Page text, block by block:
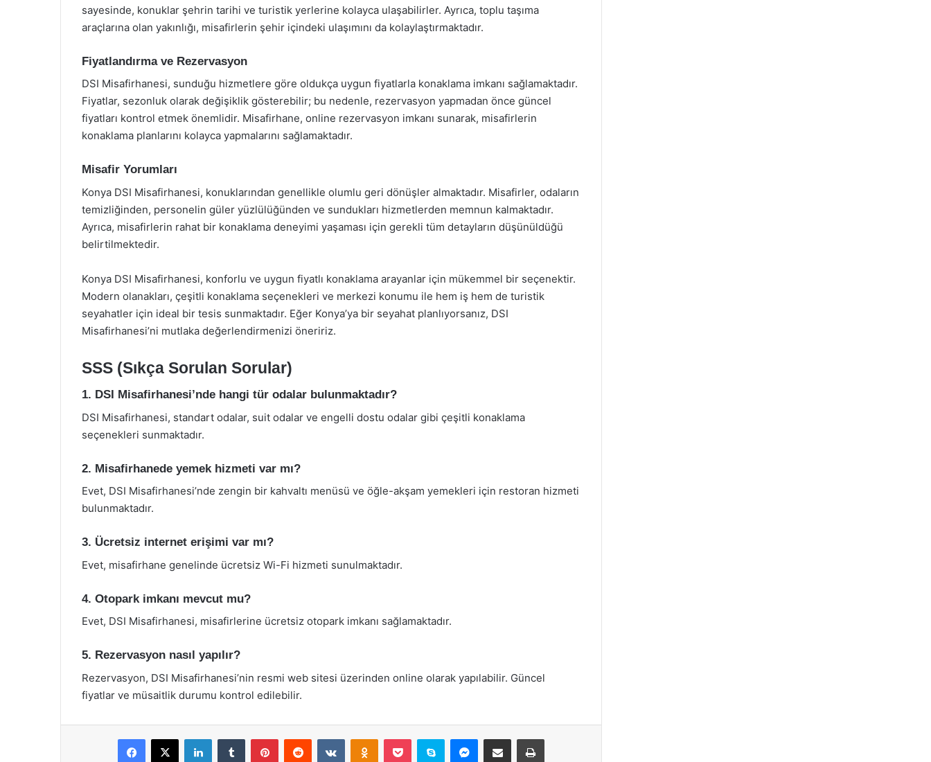
sayesinde, konuklar şehrin tarihi ve turistik yerlerine kolayca ulaşabilirler. Ayrıca, toplu taşıma
araçlarına olan yakınlığı, misafirlerin şehir içindeki ulaşımını da kolaylaştırmaktadır.
Fiyatlandırma ve Rezervasyon
DSI Misafirhanesi, sunduğu hizmetlere göre oldukça uygun fiyatlarla konaklama imkanı sağlamaktadır.
Fiyatlar, sezonluk olarak değişiklik gösterebilir; bu nedenle, rezervasyon yapmadan önce güncel
fiyatları kontrol etmek önemlidir. Misafirhane, online rezervasyon imkanı sunarak, misafirlerin
konaklama planlarını kolayca yapmalarını sağlamaktadır.
Misafir Yorumları
Konya DSI Misafirhanesi, konuklarından genellikle olumlu geri dönüşler almaktadır. Misafirler, odaların
temizliğinden, personelin güler yüzlülüğünden ve sundukları hizmetlerden memnun kalmaktadır.
Ayrıca, misafirlerin rahat bir konaklama deneyimi yaşaması için gerekli tüm detayların düşünüldüğü
belirtilmektedir.
Konya DSI Misafirhanesi, konforlu ve uygun fiyatlı konaklama arayanlar için mükemmel bir seçenektir.
Modern olanakları, çeşitli konaklama seçenekleri ve merkezi konumu ile hem iş hem de turistik
seyahatler için ideal bir tesis sunmaktadır. Eğer Konya’ya bir seyahat planlıyorsanız, DSI
Misafirhanesi’ni mutlaka değerlendirmenizi öneririz.
SSS (Sıkça Sorulan Sorular)
1. DSI Misafirhanesi’nde hangi tür odalar bulunmaktadır?
DSI Misafirhanesi, standart odalar, suit odalar ve engelli dostu odalar gibi çeşitli konaklama
seçenekleri sunmaktadır.
2. Misafirhanede yemek hizmeti var mı?
Evet, DSI Misafirhanesi’nde zengin bir kahvaltı menüsü ve öğle-akşam yemekleri için restoran hizmeti
bulunmaktadır.
3. Ücretsiz internet erişimi var mı?
Evet, misafirhane genelinde ücretsiz Wi-Fi hizmeti sunulmaktadır.
4. Otopark imkanı mevcut mu?
Evet, DSI Misafirhanesi, misafirlerine ücretsiz otopark imkanı sağlamaktadır.
5. Rezervasyon nasıl yapılır?
Rezervasyon, DSI Misafirhanesi’nin resmi web sitesi üzerinden online olarak yapılabilir. Güncel
fiyatlar ve müsaitlik durumu kontrol edilebilir.
Facebook
X LinkedInTumblr PinterestReddit VKontakteOdnoklassniki
Pocket Skype Messenger
E-Posta ile paylaş Yazdır